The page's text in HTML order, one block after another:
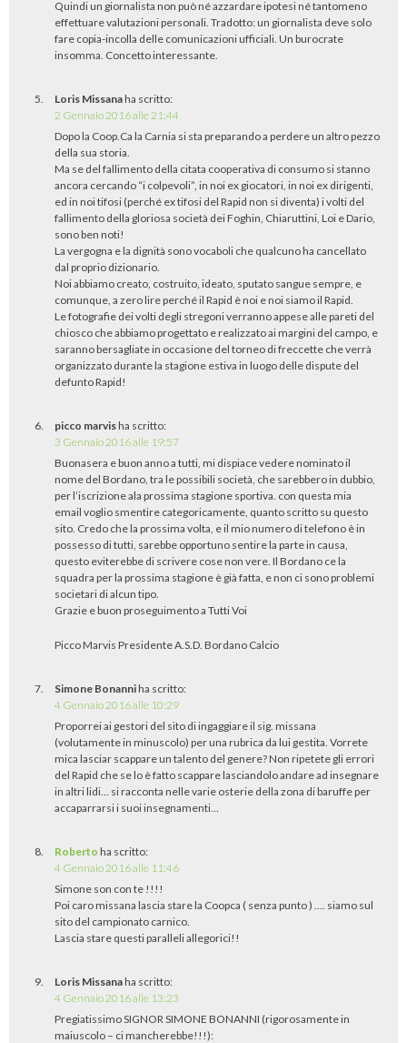
Quindi un giornalista non può né azzardare ipotesi né tantomeno
effettuare valutazioni personali. Tradotto: un giornalista deve solo
fare copia-incolla delle comunicazioni ufficiali. Un burocrate
insomma. Concetto interessante.
Loris Missanaha scritto:
2 Gennaio 2016 alle 21:44
Dopo la Coop.Ca la Carnia si sta preparando a perdere un altro pezzo
della sua storia.
Ma se del fallimento della citata cooperativa di consumo si stanno
ancora cercando “i colpevoli”, in noi ex giocatori, in noi ex dirigenti,
ed in noi tifosi (perché ex tifosi del Rapid non si diventa) i volti del
fallimento della gloriosa società dei Foghin, Chiaruttini, Loi e Dario,
sono ben noti!
La vergogna e la dignità sono vocaboli che qualcuno ha cancellato
dal proprio dizionario.
Noi abbiamo creato, costruito, ideato, sputato sangue sempre, e
comunque, a zero lire perché il Rapid è noi e noi siamo il Rapid.
Le fotografie dei volti degli stregoni verranno appese alle pareti del
chiosco che abbiamo progettato e realizzato ai margini del campo, e
saranno bersagliate in occasione del torneo di freccette che verrà
organizzato durante la stagione estiva in luogo delle dispute del
defunto Rapid!
picco marvisha scritto:
3 Gennaio 2016 alle 19:57
Buonasera e buon anno a tutti, mi dispiace vedere nominato il
nome del Bordano, tra le possibili società, che sarebbero in dubbio,
per l’iscrizione ala prossima stagione sportiva. con questa mia
email voglio smentire categoricamente, quanto scritto su questo
sito. Credo che la prossima volta, e il mio numero di telefono è in
possesso di tutti, sarebbe opportuno sentire la parte in causa,
questo eviterebbe di scrivere cose non vere. Il Bordano ce la
squadra per la prossima stagione è già fatta, e non ci sono problemi
societari di alcun tipo.
Grazie e buon proseguimento a Tutti Voi
Picco Marvis Presidente A.S.D. Bordano Calcio
Simone Bonanniha scritto:
4 Gennaio 2016 alle 10:29
Proporrei ai gestori del sito di ingaggiare il sig. missana
(volutamente in minuscolo) per una rubrica da lui gestita. Vorrete
mica lasciar scappare un talento del genere? Non ripetete gli errori
del Rapid che se lo è fatto scappare lasciandolo andare ad insegnare
in altri lidi… si racconta nelle varie osterie della zona di baruffe per
accaparrarsi i suoi insegnamenti…
Roberto ha scritto:
4 Gennaio 2016 alle 11:46
Simone son con te !!!!
Poi caro missana lascia stare la Coopca ( senza punto ) …. siamo sul
sito del campionato carnico.
Lascia stare questi paralleli allegorici!!
Loris Missanaha scritto:
4 Gennaio 2016 alle 13:23
Pregiatissimo SIGNOR SIMONE BONANNI (rigorosamente in
maiuscolo – ci mancherebbe!!!):